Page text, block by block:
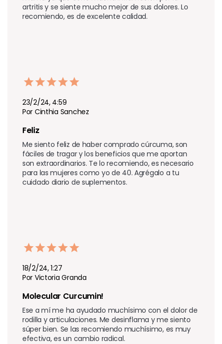
artritis y se siente mucho mejor de sus dolores. Lo
recomiendo, es de excelente calidad.
23/2/24, 4:59
Por Cinthia Sanchez
Feliz
Me siento feliz de haber comprado cúrcuma, son
fáciles de tragar y los beneficios que me aportan
son extraordinarios. Te lo recomiendo, es necesario
para las mujeres como yo de 40. Agrégalo a tu
cuidado diario de suplementos.
18/2/24, 1:27
Por Victoria Granda
Molecular Curcumin!
Ese a mí me ha ayudado muchísimo con el dolor de
rodilla y articulaciones. Me desinflama y me siento
súper bien. Se las recomiendo muchísimo, es muy
efectiva, es un cambio radical.